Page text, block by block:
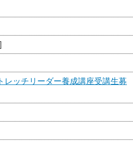
レッチリーダー養成講座受講生募